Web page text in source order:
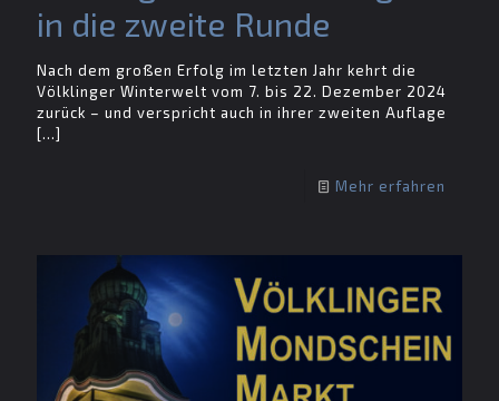
in die zweite Runde
Nach dem großen Erfolg im letzten Jahr kehrt die
Völklinger Winterwelt vom 7. bis 22. Dezember 2024
zurück – und verspricht auch in ihrer zweiten Auflage
[…]
Mehr erfahren